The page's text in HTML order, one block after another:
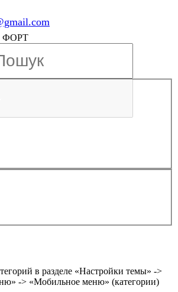
ФОРТ
в разделе «Настройки темы» ->
-> «Мобильное меню» (категории)